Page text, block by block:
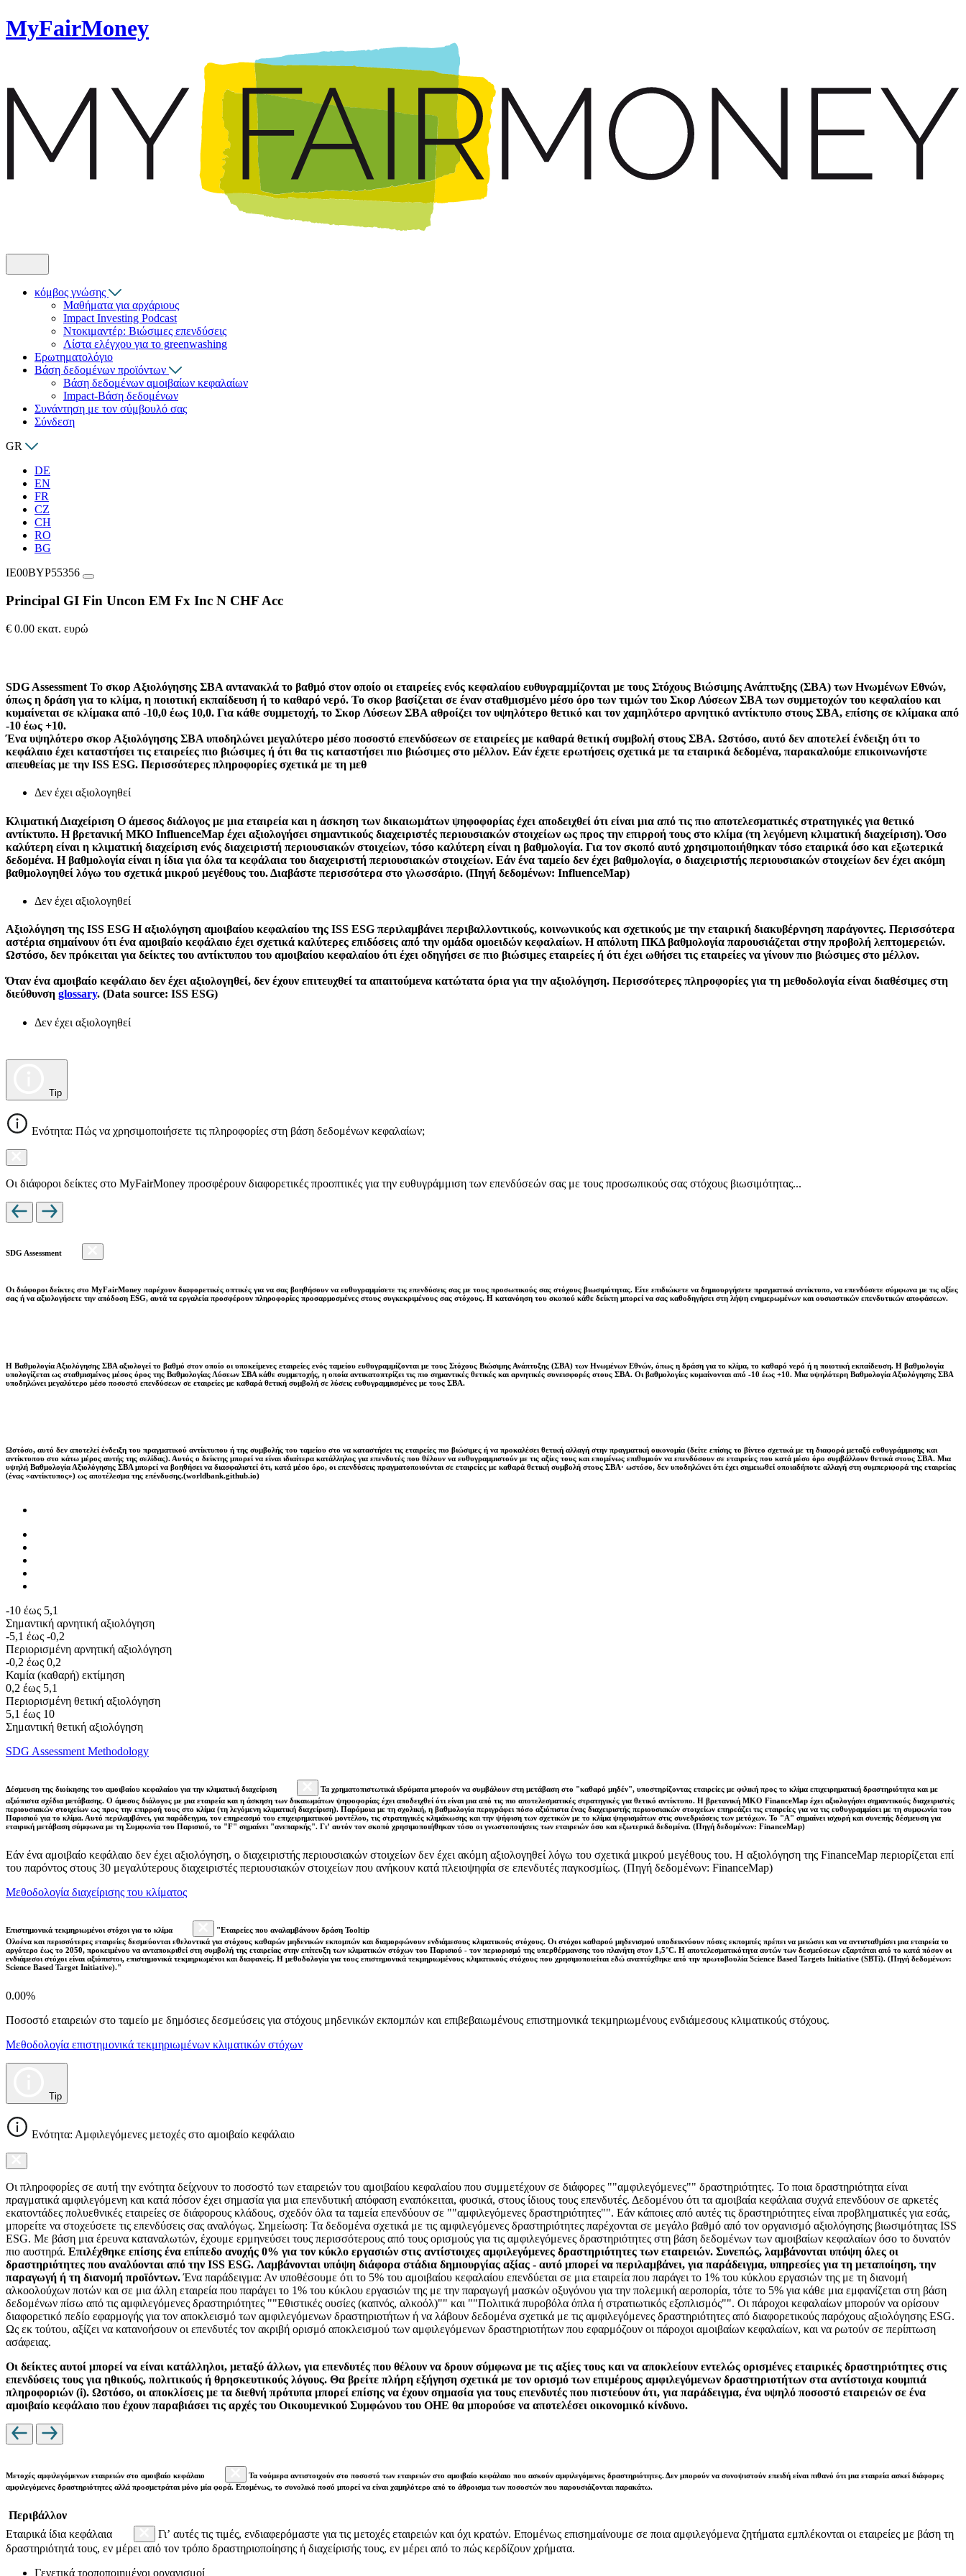
MyFairMoney
κόμβος γνώσης
Μαθήματα για αρχάριους
Impact Investing Podcast
Ντοκιμαντέρ: Βιώσιμες επενδύσεις
Λίστα ελέγχου για το greenwashing
Ερωτηματολόγιο
Βάση δεδομένων προϊόντων
Βάση δεδομένων αμοιβαίων κεφαλαίων
Impact-Βάση δεδομένων
Συνάντηση με τον σύμβουλό σας
Σύνδεση
GR
DE
EN
FR
CZ
CH
RO
BG
IE00BYP55356
Principal GI Fin Uncon EM Fx Inc N CHF Acc
€ 0.00 εκατ. ευρώ
SDG Assessment Το σκορ Αξιολόγησης ΣΒΑ αντανακλά το βαθμό στον οποίο οι εταιρείες ενός κεφαλαίου ευθυγραμμίζονται με τους Στόχους Βιώσιμης Ανάπτυξης (ΣΒΑ) των Ηνωμένων Εθνών,
όπως η δράση για το κλίμα, η ποιοτική εκπαίδευση ή το καθαρό νερό. Το σκορ βασίζεται σε έναν σταθμισμένο μέσο όρο των τιμών του Σκορ Λύσεων ΣΒΑ των συμμετοχών του κεφαλαίου και
κυμαίνεται σε κλίμακα από -10,0 έως 10,0. Για κάθε συμμετοχή, το Σκορ Λύσεων ΣΒΑ αθροίζει τον υψηλότερο θετικό και τον χαμηλότερο αρνητικό αντίκτυπο στους ΣΒΑ, επίσης σε κλίμακα από
-10 έως +10.
Ένα υψηλότερο σκορ Αξιολόγησης ΣΒΑ υποδηλώνει μεγαλύτερο μέσο ποσοστό επενδύσεων σε εταιρείες με καθαρά θετική συμβολή στους ΣΒΑ. Ωστόσο, αυτό δεν αποτελεί ένδειξη ότι το
κεφάλαιο έχει καταστήσει τις εταιρείες πιο βιώσιμες ή ότι θα τις καταστήσει πιο βιώσιμες στο μέλλον. Εάν έχετε ερωτήσεις σχετικά με τα εταιρικά δεδομένα, παρακαλούμε επικοινωνήστε
απευθείας με την ISS ESG. Περισσότερες πληροφορίες σχετικά με τη μεθ
Δεν έχει αξιολογηθεί
Κλιματική Διαχείριση Ο άμεσος διάλογος με μια εταιρεία και η άσκηση των δικαιωμάτων ψηφοφορίας έχει αποδειχθεί ότι είναι μια από τις πιο αποτελεσματικές στρατηγικές για θετικό
αντίκτυπο. Η βρετανική ΜΚΟ InfluenceMap έχει αξιολογήσει σημαντικούς διαχειριστές περιουσιακών στοιχείων ως προς την επιρροή τους στο κλίμα (τη λεγόμενη κλιματική διαχείριση). Όσο
καλύτερη είναι η κλιματική διαχείριση ενός διαχειριστή περιουσιακών στοιχείων, τόσο καλύτερη είναι η βαθμολογία. Για τον σκοπό αυτό χρησιμοποιήθηκαν τόσο εταιρικά όσο και εξωτερικά
δεδομένα. Η βαθμολογία είναι η ίδια για όλα τα κεφάλαια του διαχειριστή περιουσιακών στοιχείων. Εάν ένα ταμείο δεν έχει βαθμολογία, ο διαχειριστής περιουσιακών στοιχείων δεν έχει ακόμη
βαθμολογηθεί λόγω του σχετικά μικρού μεγέθους του. Διαβάστε περισσότερα στο γλωσσάριο. (Πηγή δεδομένων: InfluenceMap)
Δεν έχει αξιολογηθεί
Αξιολόγηση της ISS ESG Η αξιολόγηση αμοιβαίου κεφαλαίου της ISS ESG περιλαμβάνει περιβαλλοντικούς, κοινωνικούς και σχετικούς με την εταιρική διακυβέρνηση παράγοντες. Περισσότερα
αστέρια σημαίνουν ότι ένα αμοιβαίο κεφάλαιο έχει σχετικά καλύτερες επιδόσεις από την ομάδα ομοειδών κεφαλαίων. Η απόλυτη ΠΚΔ βαθμολογία παρουσιάζεται στην προβολή λεπτομερειών.
Ωστόσο, δεν πρόκειται για δείκτες του αντίκτυπου του αμοιβαίου κεφαλαίου ότι έχει οδηγήσει σε πιο βιώσιμες εταιρείες ή ότι έχει ωθήσει τις εταιρείες να γίνουν πιο βιώσιμες στο μέλλον.
Όταν ένα αμοιβαίο κεφάλαιο δεν έχει αξιολογηθεί, δεν έχουν επιτευχθεί τα απαιτούμενα κατώτατα όρια για την αξιολόγηση. Περισσότερες πληροφορίες για τη μεθοδολογία είναι διαθέσιμες στη
διεύθυνση glossary. (Data source: ISS ESG)
Δεν έχει αξιολογηθεί
Tip
Ενότητα: Πώς να χρησιμοποιήσετε τις πληροφορίες στη βάση δεδομένων κεφαλαίων;
Οι διάφοροι δείκτες στο MyFairMoney προσφέρουν διαφορετικές προοπτικές για την ευθυγράμμιση των επενδύσεών σας με τους προσωπικούς σας στόχους βιωσιμότητας...
SDG Assessment
Οι διάφοροι δείκτες στο MyFairMoney παρέχουν διαφορετικές οπτικές για να σας βοηθήσουν να ευθυγραμμίσετε τις επενδύσεις σας με τους προσωπικούς σας στόχους βιωσιμότητας. Είτε επιδιώκετε να δημιουργήσετε πραγματικό αντίκτυπο, να επενδύσετε σύμφωνα με τις αξίες
σας ή να αξιολογήσετε την απόδοση ESG, αυτά τα εργαλεία προσφέρουν πληροφορίες προσαρμοσμένες στους συγκεκριμένους σας στόχους. Η κατανόηση του σκοπού κάθε δείκτη μπορεί να σας καθοδηγήσει στη λήψη ενημερωμένων και ουσιαστικών επενδυτικών αποφάσεων.
Η Βαθμολογία Αξιολόγησης ΣΒΑ αξιολογεί το βαθμό στον οποίο οι υποκείμενες εταιρείες ενός ταμείου ευθυγραμμίζονται με τους Στόχους Βιώσιμης Ανάπτυξης (ΣΒΑ) των Ηνωμένων Εθνών, όπως η δράση για το κλίμα, το καθαρό νερό ή η ποιοτική εκπαίδευση. Η βαθμολογία
υπολογίζεται ως σταθμισμένος μέσος όρος της Βαθμολογίας Λύσεων ΣΒΑ κάθε συμμετοχής, η οποία αντικατοπτρίζει τις πιο σημαντικές θετικές και αρνητικές συνεισφορές στους ΣΒΑ. Οι βαθμολογίες κυμαίνονται από -10 έως +10. Μια υψηλότερη Βαθμολογία Αξιολόγησης ΣΒΑ
υποδηλώνει μεγαλύτερο μέσο ποσοστό επενδύσεων σε εταιρείες με καθαρά θετική συμβολή σε λύσεις ευθυγραμμισμένες με τους ΣΒΑ.
Ωστόσο, αυτό δεν αποτελεί ένδειξη του πραγματικού αντίκτυπου ή της συμβολής του ταμείου στο να καταστήσει τις εταιρείες πιο βιώσιμες ή να προκαλέσει θετική αλλαγή στην πραγματική οικονομία (δείτε επίσης το βίντεο σχετικά με τη διαφορά μεταξύ ευθυγράμμισης και
αντίκτυπου στο κάτω μέρος αυτής της σελίδας). Αυτός ο δείκτης μπορεί να είναι ιδιαίτερα κατάλληλος για επενδυτές που θέλουν να ευθυγραμμιστούν με τις αξίες τους και επομένως επιθυμούν να επενδύσουν σε εταιρείες που κατά μέσο όρο συμβάλλουν θετικά στους ΣΒΑ. Μια
υψηλή Βαθμολογία Αξιολόγησης ΣΒΑ μπορεί να βοηθήσει να διασφαλιστεί ότι, κατά μέσο όρο, οι επενδύσεις πραγματοποιούνται σε εταιρείες με καθαρά θετική συμβολή στους ΣΒΑ· ωστόσο, δεν υποδηλώνει ότι έχει σημειωθεί οποιαδήποτε αλλαγή στη συμπεριφορά της εταιρείας
(ένας «αντίκτυπος») ως αποτέλεσμα της επένδυσης.(worldbank.github.io)
-10 έως 5,1
Σημαντική αρνητική αξιολόγηση
-5,1 έως -0,2
Περιορισμένη αρνητική αξιολόγηση
-0,2 έως 0,2
Καμία (καθαρή) εκτίμηση
0,2 έως 5,1
Περιορισμένη θετική αξιολόγηση
5,1 έως 10
Σημαντική θετική αξιολόγηση
SDG Assessment Methodology
Δέσμευση της διοίκησης του αμοιβαίου κεφαλαίου για την κλιματική διαχείριση
Τα χρηματοπιστωτικά ιδρύματα μπορούν να συμβάλουν στη μετάβαση στο "καθαρό μηδέν", υποστηρίζοντας εταιρείες με φιλική προς το κλίμα επιχειρηματική δραστηριότητα και με
αξιόπιστα σχέδια μετάβασης. Ο άμεσος διάλογος με μια εταιρεία και η άσκηση των δικαιωμάτων ψηφοφορίας έχει αποδειχθεί ότι είναι μια από τις πιο αποτελεσματικές στρατηγικές για θετικό αντίκτυπο. Η βρετανική ΜΚΟ FinanceMap έχει αξιολογήσει σημαντικούς διαχειριστές
περιουσιακών στοιχείων ως προς την επιρροή τους στο κλίμα (τη λεγόμενη κλιματική διαχείριση). Παρόμοια με τη σχολική, η βαθμολογία περιγράφει πόσο αξιόπιστα ένας διαχειριστής περιουσιακών στοιχείων επηρεάζει τις εταιρείες για να τις ευθυγραμμίσει με τη συμφωνία του
Παρισιού για το κλίμα. Αυτό περιλαμβάνει, για παράδειγμα, τον επηρεασμό του επιχειρηματικού μοντέλου, τις στρατηγικές κλιμάκωσης και την ψήφιση των σχετικών με το κλίμα ψηφισμάτων στις συνεδριάσεις των μετόχων. Το "Α" σημαίνει ισχυρή και συνεπής δέσμευση για
εταιρική μετάβαση σύμφωνα με τη Συμφωνία του Παρισιού, το "F" σημαίνει "ανεπαρκής". Γι’ αυτόν τον σκοπό χρησιμοποιήθηκαν τόσο οι γνωστοποιήσεις των εταιρειών όσο και εξωτερικά δεδομένα. (Πηγή δεδομένων: FinanceMap)
Εάν ένα αμοιβαίο κεφάλαιο δεν έχει αξιολόγηση, ο διαχειριστής περιουσιακών στοιχείων δεν έχει ακόμη αξιολογηθεί λόγω του σχετικά μικρού μεγέθους του. Η αξιολόγηση της FinanceMap περιορίζεται επί
του παρόντος στους 30 μεγαλύτερους διαχειριστές περιουσιακών στοιχείων που ανήκουν κατά πλειοψηφία σε επενδυτές παγκοσμίως. (Πηγή δεδομένων: FinanceMap)
Μεθοδολογία διαχείρισης του κλίματος
Επιστημονικά τεκμηριωμένοι στόχοι για το κλίμα
"Εταιρείες που αναλαμβάνουν δράση Tooltip
Ολοένα και περισσότερες εταιρείες δεσμεύονται εθελοντικά για στόχους καθαρών μηδενικών εκπομπών και διαμορφώνουν ενδιάμεσους κλιματικούς στόχους. Οι στόχοι καθαρού μηδενισμού υποδεικνύουν πόσες εκπομπές πρέπει να μειώσει και να αντισταθμίσει μια εταιρεία το
αργότερο έως το 2050, προκειμένου να ανταποκριθεί στη συμβολή της εταιρείας στην επίτευξη των κλιματικών στόχων του Παρισιού - τον περιορισμό της υπερθέρμανσης του πλανήτη στον 1,5°C. Η αποτελεσματικότητα αυτών των δεσμεύσεων εξαρτάται από το κατά πόσον οι
ενδιάμεσοι στόχοι είναι αξιόπιστοι, επιστημονικά τεκμηριωμένοι και διαφανείς. Η μεθοδολογία για τους επιστημονικά τεκμηριωμένους κλιματικούς στόχους που χρησιμοποιείται εδώ αναπτύχθηκε από την πρωτοβουλία Science Based Targets Initiative (SBTi). (Πηγή δεδομένων:
Science Based Target Initiative)."
0.00%
Ποσοστό εταιρειών στο ταμείο με δημόσιες δεσμεύσεις για στόχους μηδενικών εκπομπών και επιβεβαιωμένους επιστημονικά τεκμηριωμένους ενδιάμεσους κλιματικούς στόχους.
Μεθοδολογία επιστημονικά τεκμηριωμένων κλιματικών στόχων
Tip
Ενότητα: Αμφιλεγόμενες μετοχές στο αμοιβαίο κεφάλαιο
Οι πληροφορίες σε αυτή την ενότητα δείχνουν το ποσοστό των εταιρειών του αμοιβαίου κεφαλαίου που συμμετέχουν σε διάφορες ""αμφιλεγόμενες"" δραστηριότητες. Το ποια δραστηριότητα είναι
πραγματικά αμφιλεγόμενη και κατά πόσον έχει σημασία για μια επενδυτική απόφαση εναπόκειται, φυσικά, στους ίδιους τους επενδυτές. Δεδομένου ότι τα αμοιβαία κεφάλαια συχνά επενδύουν σε αρκετές
εκατοντάδες πολυεθνικές εταιρείες σε διάφορους κλάδους, σχεδόν όλα τα ταμεία επενδύουν σε ""αμφιλεγόμενες δραστηριότητες"". Εάν κάποιες από αυτές τις δραστηριότητες είναι προβληματικές για εσάς,
μπορείτε να στοχεύσετε τις επενδύσεις σας αναλόγως. Σημείωση: Τα δεδομένα σχετικά με τις αμφιλεγόμενες δραστηριότητες παρέχονται σε μεγάλο βαθμό από τον οργανισμό αξιολόγησης βιωσιμότητας ISS
ESG. Με βάση μια έρευνα καταναλωτών, έχουμε ερμηνεύσει τους περισσότερους από τους ορισμούς για τις αμφιλεγόμενες δραστηριότητες στη βάση δεδομένων των αμοιβαίων κεφαλαίων όσο το δυνατόν
πιο αυστηρά. Επιλέχθηκε επίσης ένα επίπεδο ανοχής 0% για τον κύκλο εργασιών στις αντίστοιχες αμφιλεγόμενες δραστηριότητες των εταιρειών. Συνεπώς, λαμβάνονται υπόψη όλες οι
δραστηριότητες που αναλύονται από την ISS ESG. Λαμβάνονται υπόψη διάφορα στάδια δημιουργίας αξίας - αυτό μπορεί να περιλαμβάνει, για παράδειγμα, υπηρεσίες για τη μεταποίηση, την
παραγωγή ή τη διανομή προϊόντων.Ένα παράδειγμα: Αν υποθέσουμε ότι το 5% του αμοιβαίου κεφαλαίου επενδύεται σε μια εταιρεία που παράγει το 1% του κύκλου εργασιών της με τη διανομή
αλκοολούχων ποτών και σε μια άλλη εταιρεία που παράγει το 1% του κύκλου εργασιών της με την παραγωγή μασκών οξυγόνου για την πολεμική αεροπορία, τότε το 5% για κάθε μια εμφανίζεται στη βάση
δεδομένων πίσω από τις αμφιλεγόμενες δραστηριότητες ""Εθιστικές ουσίες (καπνός, αλκοόλ)"" και ""Πολιτικά πυροβόλα όπλα ή στρατιωτικός εξοπλισμός"". Οι πάροχοι κεφαλαίων μπορούν να ορίσουν
διαφορετικό πεδίο εφαρμογής για τον αποκλεισμό των αμφιλεγόμενων δραστηριοτήτων ή να λάβουν δεδομένα σχετικά με τις αμφιλεγόμενες δραστηριότητες από διαφορετικούς παρόχους αξιολόγησης ESG.
Ως εκ τούτου, αξίζει να κατανοήσουν οι επενδυτές τον ακριβή ορισμό αποκλεισμού των αμφιλεγόμενων δραστηριοτήτων που εφαρμόζουν οι πάροχοι αμοιβαίων κεφαλαίων, και να ρωτούν σε περίπτωση
ασάφειας.
Οι δείκτες αυτοί μπορεί να είναι κατάλληλοι, μεταξύ άλλων, για επενδυτές που θέλουν να δρουν σύμφωνα με τις αξίες τους και να αποκλείουν εντελώς ορισμένες εταιρικές δραστηριότητες στις
επενδύσεις τους για ηθικούς, πολιτικούς ή θρησκευτικούς λόγους. Θα βρείτε πλήρη εξήγηση σχετικά με τον ορισμό των επιμέρους αμφιλεγόμενων δραστηριοτήτων στα αντίστοιχα κουμπιά
πληροφοριών (i). Ωστόσο, οι αποκλίσεις με τα διεθνή πρότυπα μπορεί επίσης να έχουν σημασία για τους επενδυτές που πιστεύουν ότι, για παράδειγμα, ένα υψηλό ποσοστό εταιρειών σε ένα
αμοιβαίο κεφάλαιο που έχουν παραβιάσει τις αρχές του Οικουμενικού Συμφώνου του ΟΗΕ θα μπορούσε να αποτελέσει οικονομικό κίνδυνο.
Μετοχές αμφιλεγόμενων εταιρειών στο αμοιβαίο κεφάλαιο
Τα νούμερα αντιστοιχούν στο ποσοστό των εταιρειών στο αμοιβαίο κεφάλαιο που ασκούν αμφιλεγόμενες δραστηριότητες. Δεν μπορούν να συνοψιστούν επειδή είναι πιθανό ότι μια εταιρεία ασκεί διάφορες
αμφιλεγόμενες δραστηριότητες αλλά προσμετράται μόνο μία φορά. Επομένως, το συνολικό ποσό μπορεί να είναι χαμηλότερο από το άθροισμα των ποσοστών που παρουσιάζονται παρακάτω.
Περιβάλλον
Εταιρικά ίδια κεφάλαια
Γι’ αυτές τις τιμές, ενδιαφερόμαστε για τις μετοχές εταιρειών και όχι κρατών. Επομένως επισημαίνουμε σε ποια αμφιλεγόμενα ζητήματα εμπλέκονται οι εταιρείες με βάση τη
δραστηριότητά τους, εν μέρει από τον τρόπο δραστηριοποίησης ή διαχείρισής τους, εν μέρει από το πώς κερδίζουν χρήματα.
Γενετικά τροποποιημένοι οργανισμοί